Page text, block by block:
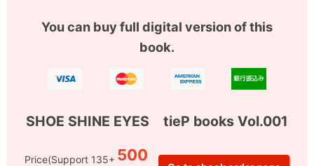
You can buy full digital version of this
book.
SHOE SHINE EYES tieP books Vol.001
Price(Support 135+ 500